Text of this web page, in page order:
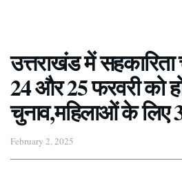
उत्तराखंड में
24 और 25 फरवरी को
चुनाव,महिलाओं के लिए
February 2, 2025